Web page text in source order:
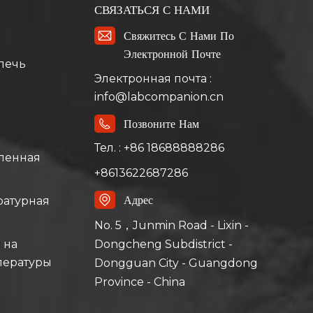
на
СВЯЗАТЬСЯ С НАМИ
Свяжитесь С Нами По
Электронной Почте
Электронная почта :
info@labcompanion.cn
Позвоните Нам
Тел. : +86 18688888286
+8613622687286
Адрес
No. 5，Junmin Road - Lixin -
Dongcheng Subdistrict -
Dongguan City - Guangdong
Province - China